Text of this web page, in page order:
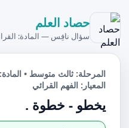
حصاد العلم
سؤال نافِس — المادة:
المرحلة: ثالث متوسط •
المعيار: الفهم القرائي
يخطو - خطوة .